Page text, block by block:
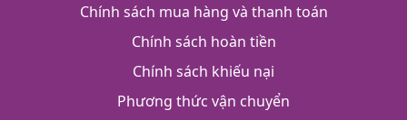
Chính sách mua hàng và thanh toán
Chính sách hoàn tiền
Chính sách khiếu nại
Phương thức vận chuyển